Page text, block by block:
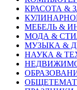
КРАСОТА &
МЕБЕЛЬ &
МОДА &
МУЗЫКА &
НАУКА &